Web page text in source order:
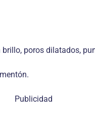
poros dilatados,
Publicidad